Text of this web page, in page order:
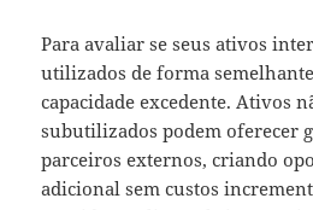
Para avaliar se seus ativos
utilizados de forma
capacidade excedente. Ativos
subutilizados podem oferecer
parceiros externos, criando
adicional sem custos